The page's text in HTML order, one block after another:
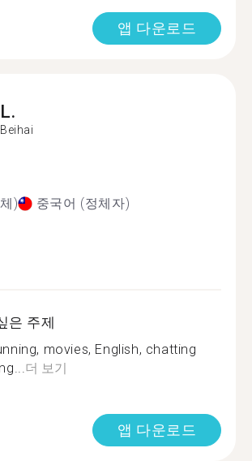
앱 다운로드
L.
Beihai
) 중국어 (정체자)
은 주제
movies, English, chatting
더 보기
앱 다운로드